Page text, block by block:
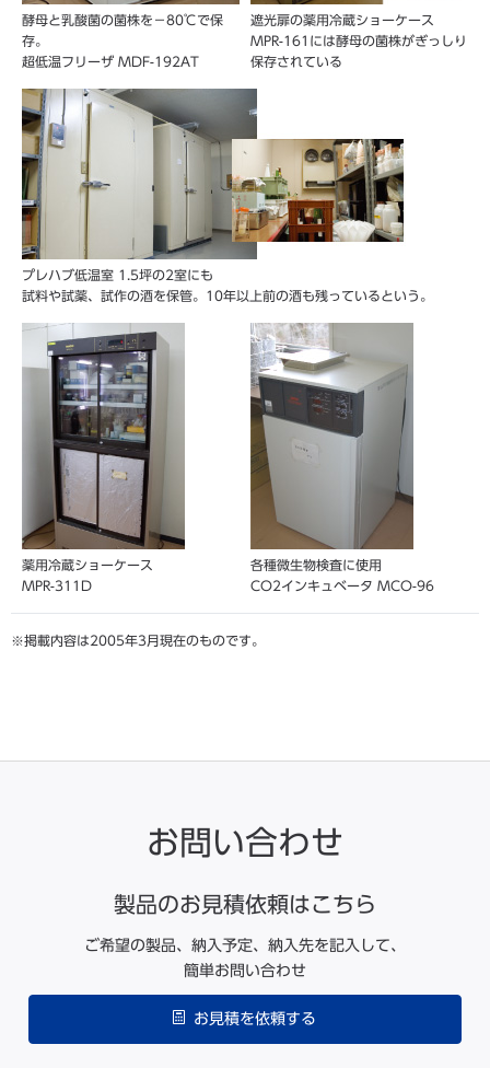
酵母と乳酸菌の菌株を－80℃で保
存。
超低温フリーザ MDF-192AT
遮光扉の薬用冷蔵ショーケース
MPR-161には酵母の菌株がぎっしり
保存されている
プレハブ低温室 1.5坪の2室にも
試料や試薬、試作の酒を保管。10年以上前の酒も残っているという。
薬用冷蔵ショーケース
MPR-311D
各種微生物検査に使用
CO2インキュベータ MCO-96
掲載内容は2005年3月現在のものです。
お問い合わせ
製品のお見積依頼はこちら
ご希望の製品、納入予定、納入先を記入して、
簡単お問い合わせ
お見積を依頼する